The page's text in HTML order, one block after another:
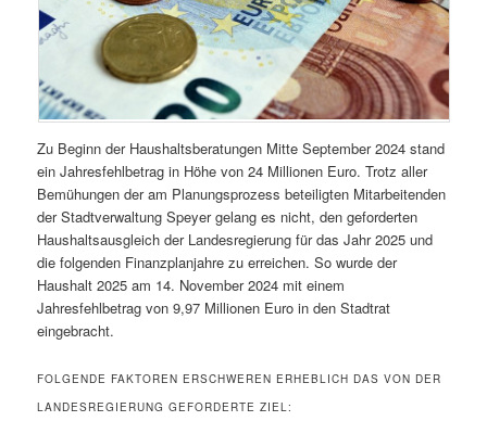
Zu Beginn der Haushaltsberatungen Mitte September 2024 stand
ein Jahresfehlbetrag in Höhe von 24 Millionen Euro. Trotz aller
Bemühungen der am Planungsprozess beteiligten Mitarbeitenden
der Stadtverwaltung Speyer gelang es nicht, den geforderten
Haushaltsausgleich der Landesregierung für das Jahr 2025 und
die folgenden Finanzplanjahre zu erreichen. So wurde der
Haushalt 2025 am 14. November 2024 mit einem
Jahresfehlbetrag von 9,97 Millionen Euro in den Stadtrat
eingebracht.
FOLGENDE FAKTOREN ERSCHWEREN ERHEBLICH DAS VON DER
LANDESREGIERUNG GEFORDERTE ZIEL: